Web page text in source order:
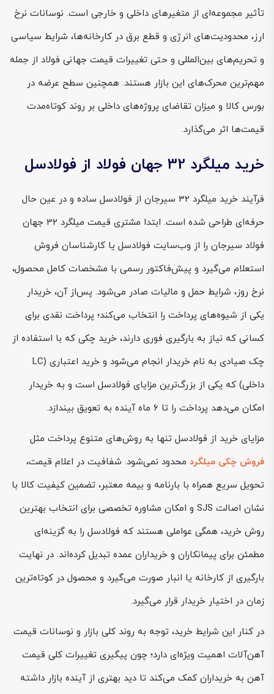
تأثیر مجموعه‌ای از متغیرهای داخلی و خارجی است. نوسانات نرخ
ارز، محدودیت‌های انرژی و قطع برق در کارخانه‌ها، شرایط سیاسی
و تحریم‌های بین‌المللی و حتی تغییرات قیمت جهانی فولاد از جمله
مهم‌ترین محرک‌های این بازار هستند. همچنین سطح عرضه در
بورس کالا و میزان تقاضای پروژه‌های داخلی بر روند کوتاه‌مدت
قیمت‌ها اثر می‌گذارد.
خرید میلگرد 32 جهان فولاد از فولادسل
فرآیند خرید میلگرد 32 سیرجان از فولادسل ساده و در عین حال
حرفه‌ای طراحی شده است. ابتدا مشتری قیمت میلگرد 32 جهان
فولاد سیرجان را از وب‌سایت فولادسل یا کارشناسان فروش
استعلام می‌گیرد و پیش‌فاکتور رسمی با مشخصات کامل محصول،
نرخ روز، شرایط حمل و مالیات صادر می‌شود. پس‌از آن، خریدار
یکی از شیوه‌های پرداخت را انتخاب می‌کند؛ پرداخت نقدی برای
کسانی که نیاز به بارگیری فوری دارند، خرید چکی که با استفاده از
چک صیادی به نام خریدار انجام می‌شود و خرید اعتباری (LC
داخلی) که یکی از بزرگ‌ترین مزایای فولادسل است و به خریدار
امکان می‌دهد پرداخت را تا ۶ ماه آینده به تعویق بیندازد.
مزایای خرید از فولادسل تنها به روش‌های متنوع پرداخت مثل
فروش چکی میلگرد محدود نمی‌شود. شفافیت در اعلام قیمت،
تحویل سریع همراه با بارنامه و بیمه معتبر، تضمین کیفیت کالا با
نشان اصالت SJS و امکان مشاوره تخصصی برای انتخاب بهترین
روش خرید، همگی عواملی هستند که فولادسل را به گزینه‌ای
مطمئن برای پیمانکاران و خریداران عمده تبدیل کرده‌اند. در نهایت
بارگیری از کارخانه یا انبار صورت می‌گیرد و محصول در کوتاه‌ترین
زمان در اختیار خریدار قرار می‌گیرد.
در کنار این شرایط خرید، توجه به روند کلی بازار و نوسانات قیمت
آهن‌آلات اهمیت ویژه‌ای دارد؛ چون پیگیری تغییرات کلی قیمت
آهن به خریداران کمک می‌کند تا دید بهتری از آینده بازار داشته